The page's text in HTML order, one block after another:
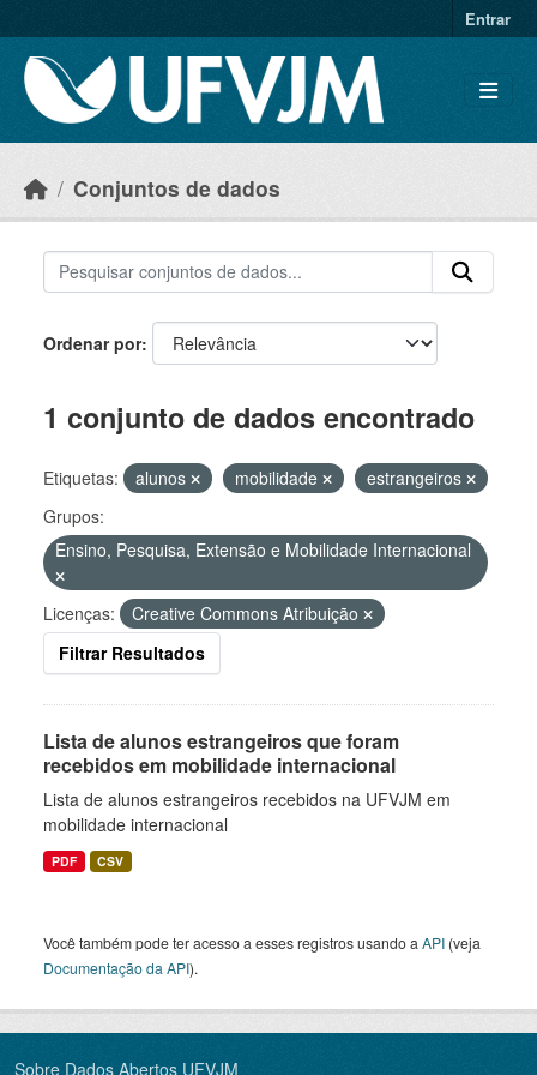
Entrar
Conjuntos de dados
Ordenar por
1 conjunto de dados encontrado
Etiquetas: alunos mobilidade
estrangeiros
Grupos:
Ensino, Pesquisa, Extensão e Mobilidade Internacional
Licenças:
Creative Commons Atribuição
Filtrar Resultados
Lista de alunos estrangeiros que foram
recebidos em mobilidade internacional
Lista de alunos estrangeiros recebidos na UFVJM em
mobilidade internacional
PDF CSV
Você também pode ter acesso a esses registros usando a API (veja
Documentação da API).
Sobre Dados Abertos UFVJM